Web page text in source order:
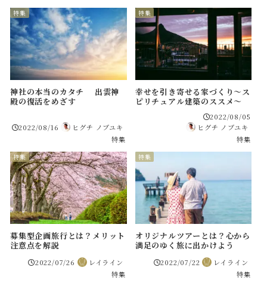
特集
神社の本当のカタチ 出雲神
殿の復活をめざす
2022/08/16
ヒグチ ノブユキ
特集
特集
幸せを引き寄せる家づくり～ス
ピリチュアル建築のススメ～
2022/08/05
ヒグチ ノブユキ
特集
特集
募集型企画旅行とは？メリット
注意点を解説
2022/07/26
レイライン
特集
特集
オリジナルツアーとは？心から
満足のゆく旅に出かけよう
2022/07/22
レイライン
特集